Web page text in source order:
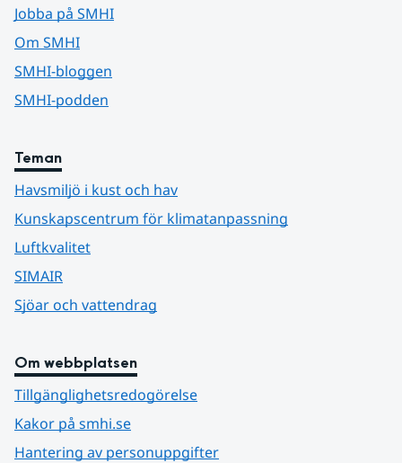
Jobba på SMHI
Om SMHI
SMHI-bloggen
SMHI-podden
Teman
Havsmiljö i kust och hav
Kunskapscentrum för klimatanpassning
Luftkvalitet
SIMAIR
Sjöar och vattendrag
Om webbplatsen
Tillgänglighetsredogörelse
Kakor på smhi.se
Hantering av personuppgifter